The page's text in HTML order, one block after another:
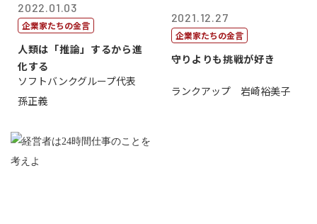
2022.01.03
企業家たちの金言
人類は「推論」するから進
化する
ソフトバンクグループ代表
孫正義
2021.12.27
企業家たちの金言
守りよりも挑戦が好き
ランクアップ 岩崎裕美子